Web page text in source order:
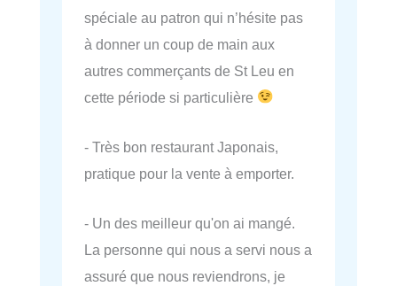
spéciale au patron qui n’hésite pas
à donner un coup de main aux
autres commerçants de St Leu en
cette période si particulière
- Très bon restaurant Japonais,
pratique pour la vente à emporter.
- Un des meilleur qu'on ai mangé.
La personne qui nous a servi nous a
assuré que nous reviendrons, je